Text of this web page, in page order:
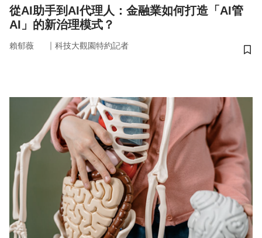
從AI助手到AI代理人：金融業如何打造「AI管
AI」的新治理模式？
賴郁薇 ｜ 科技大觀園特約記者
儲